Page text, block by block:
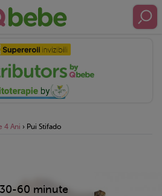
4 Ani › Pui Stifado
30-60 minute